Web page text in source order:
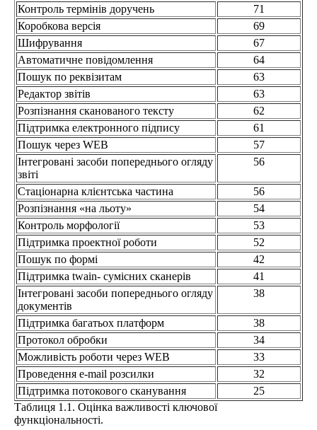
Контроль термінів доручень
71
Коробкова версія
69
Шифрування
67
Автоматичне повідомлення
64
Пошук по реквізитам
63
Редактор звітів
63
Розпізнання сканованого тексту
62
Підтримка електронного підпису
61
Пошук через WEB
57
Інтегровані засоби попереднього огляду
звіті
56
Стаціонарна клієнтська частина
56
Розпізнання «на льоту»
54
Контроль морфології
53
Підтримка проектної роботи
52
Пошук по формі
42
Підтримка twain- сумісних сканерів
41
Інтегровані засоби попереднього огляду
документів
38
Підтримка багатьох платформ
38
Протокол обробки
34
Можливість роботи через WEB
33
Проведення e-mail розсилки
32
Підтримка потокового сканування
25
Таблиця 1.1. Оцінка важливості ключової
функціональності.